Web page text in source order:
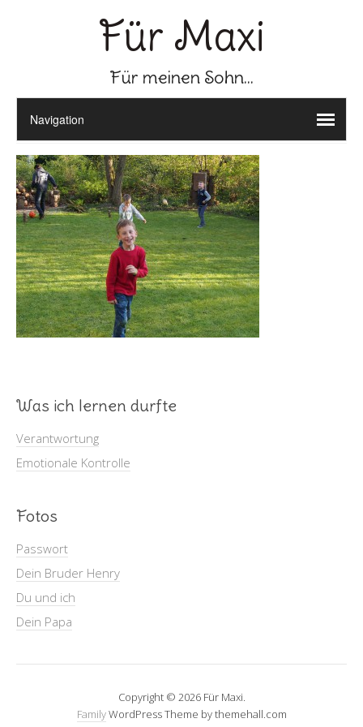
Für Maxi
Für meinen Sohn...
Was ich lernen durfte
Verantwortung
Emotionale Kontrolle
Fotos
Passwort
Dein Bruder Henry
Du und ich
Dein Papa
Copyright © 2026 Für Maxi.
FamilyWordPress Theme by themehall.com